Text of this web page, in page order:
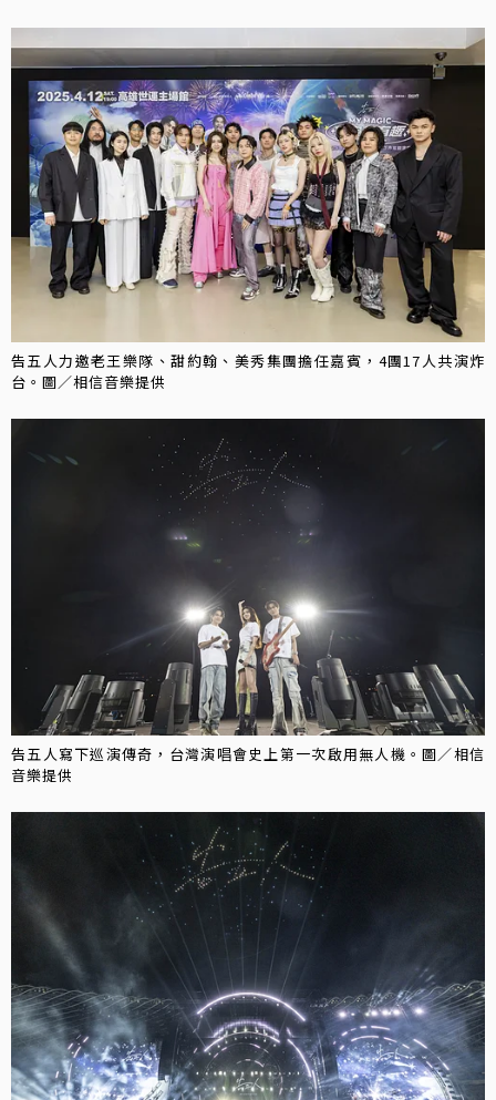
告五人力邀老王樂隊、甜約翰、美秀集團擔任嘉賓，4團17人共演炸
台。圖／相信音樂提供
告五人寫下巡演傳奇，台灣演唱會史上第一次啟用無人機。圖／相信
音樂提供